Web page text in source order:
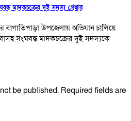
মাদকচক্রের দুই সদস্য গ্রেপ্তার
বাগাতিপাড়া উপজেলায় অভিযান চালিয়ে
সংঘবদ্ধ মাদকচক্রের দুই সদস্যকে
be published. Required fields are